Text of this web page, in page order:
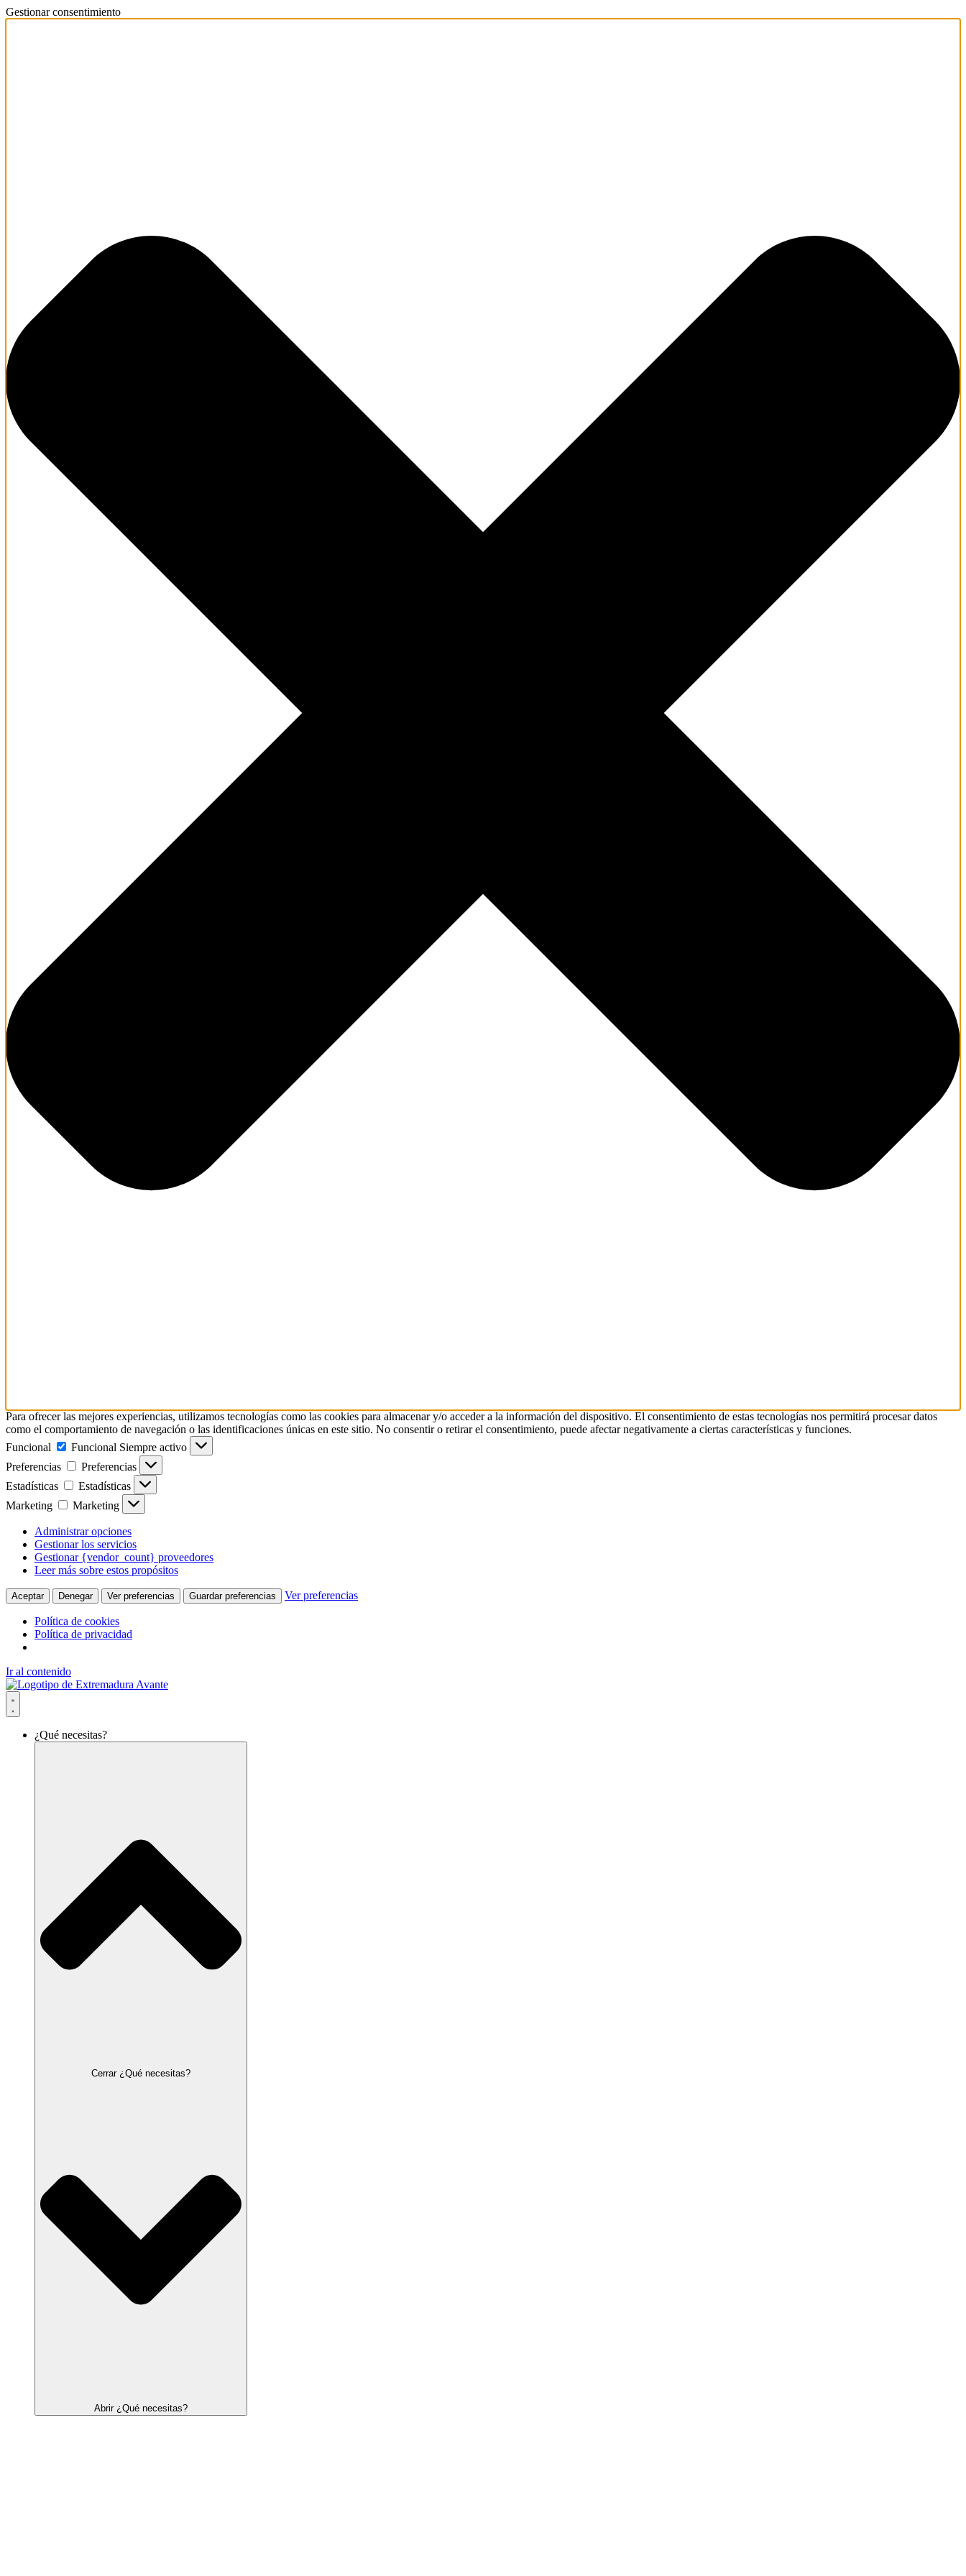
Gestionar consentimiento
Para ofrecer las mejores experiencias, utilizamos tecnologías como las cookies para almacenar y/o acceder a la información del dispositivo. El consentimiento de estas tecnologías nos permitirá procesar datos
como el comportamiento de navegación o las identificaciones únicas en este sitio. No consentir o retirar el consentimiento, puede afectar negativamente a ciertas características y funciones.
Funcional
Funcional Siempre activo
Preferencias
Preferencias
Estadísticas
Estadísticas
Marketing
Marketing
Administrar opciones
Gestionar los servicios
Gestionar {vendor_count} proveedores
Leer más sobre estos propósitos
Aceptar Denegar Ver preferencias Guardar preferencias Ver preferencias
Política de cookies
Política de privacidad
Ir al contenido
¿Qué necesitas?
Cerrar ¿Qué necesitas?
Abrir ¿Qué necesitas?